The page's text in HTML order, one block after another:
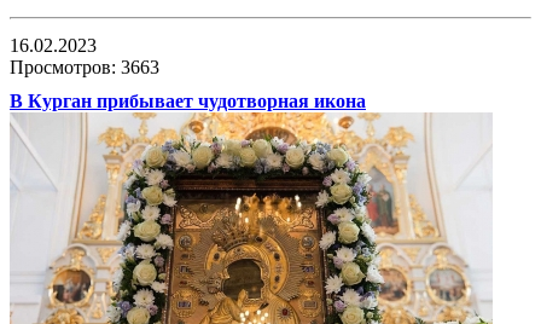
16.02.2023
Просмотров: 3663
В Курган прибывает чудотворная икона